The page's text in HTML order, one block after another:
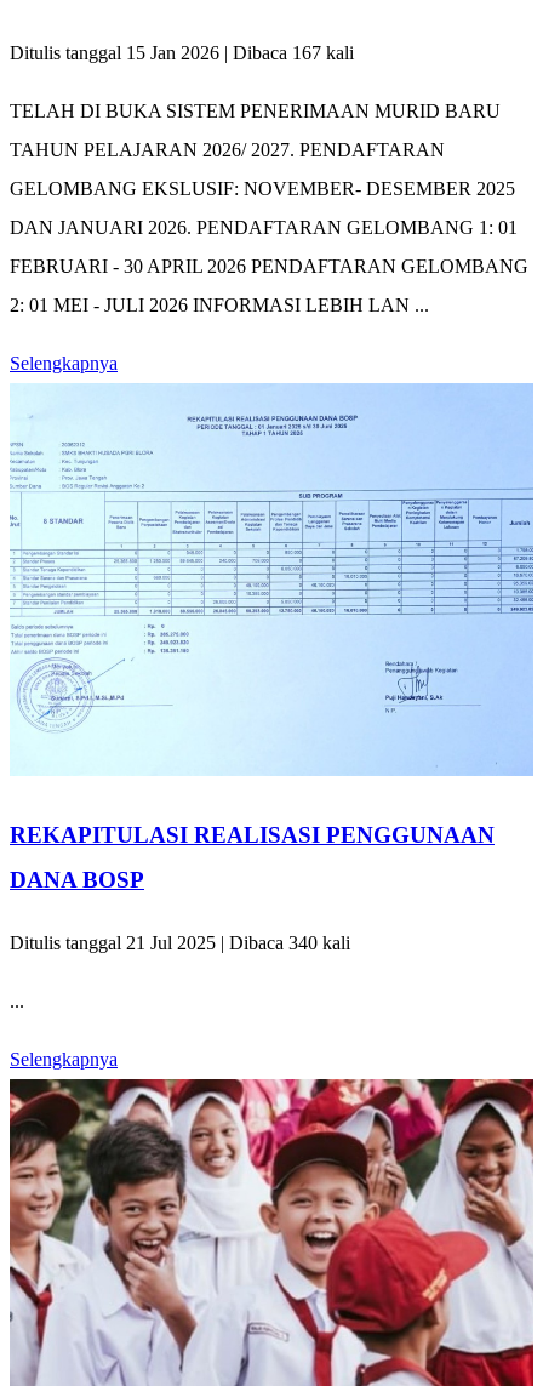
Ditulis tanggal 15 Jan 2026 | Dibaca 167 kali
TELAH DI BUKA SISTEM PENERIMAAN MURID BARU
TAHUN PELAJARAN 2026/ 2027. PENDAFTARAN
GELOMBANG EKSLUSIF: NOVEMBER- DESEMBER 2025
DAN JANUARI 2026. PENDAFTARAN GELOMBANG 1: 01
FEBRUARI - 30 APRIL 2026 PENDAFTARAN GELOMBANG
2: 01 MEI - JULI 2026 INFORMASI LEBIH LAN ...
Selengkapnya
REKAPITULASI REALISASI PENGGUNAAN
DANA BOSP
Ditulis tanggal 21 Jul 2025 | Dibaca 340 kali
...
Selengkapnya